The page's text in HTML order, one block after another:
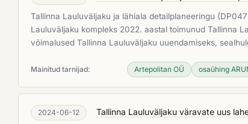
Tallinna Lauluväljaku ja lähiala detailplaneeringu
Lauluväljaku kompleks 2022. aastal toimunud Tallinna
võimalused Tallinna Lauluväljaku uuendamiseks,
Mainitud tarnijad: Artepolitan OÜ osaühing
2024-06-12 Tallinna Lauluväljaku väravate uus